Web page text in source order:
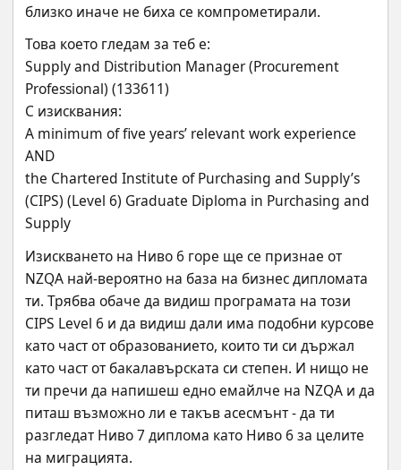
близко иначе не биха се компрометирали.
Това което гледам за теб е:
Supply and Distribution Manager (Procurement
Professional) (133611)
С изисквания:
A minimum of five years’ relevant work experience
AND
the Chartered Institute of Purchasing and Supply’s
(CIPS) (Level 6) Graduate Diploma in Purchasing and
Supply
Изискването на Ниво 6 горе ще се признае от
NZQA най-вероятно на база на бизнес дипломата
ти. Трябва обаче да видиш програмата на този
CIPS Level 6 и да видиш дали има подобни курсове
като част от образованието, които ти си държал
като част от бакалавърската си степен. И нищо не
ти пречи да напишеш едно емайлче на NZQA и да
питаш възможно ли е такъв асесмънт - да ти
разгледат Ниво 7 диплома като Ниво 6 за целите
на миграцията.